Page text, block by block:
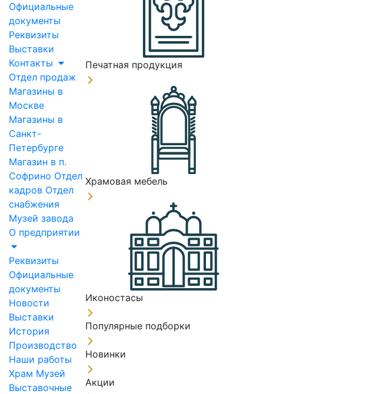
Официальные
документы
Реквизиты
Выставки
Контакты
Отдел продаж
Магазины в
Москве
Магазины в
Санкт-
Петербурге
Магазин в п.
Софрино Отдел
кадров Отдел
снабжения
Музей завода
О предприятии
Реквизиты
Официальные
документы
Новости
Выставки
История
Производство
Наши работы
Храм Музей
Выставочные
Печатная продукция
Храмовая мебель
Иконостасы
Популярные подборки
Новинки
Акции